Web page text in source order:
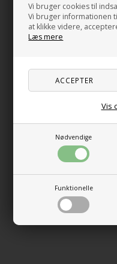
Vi bruger cookies til
Vi bruger informationen
at klikke videre,
Læs mere
Nødvendige
Funktionelle
Vis